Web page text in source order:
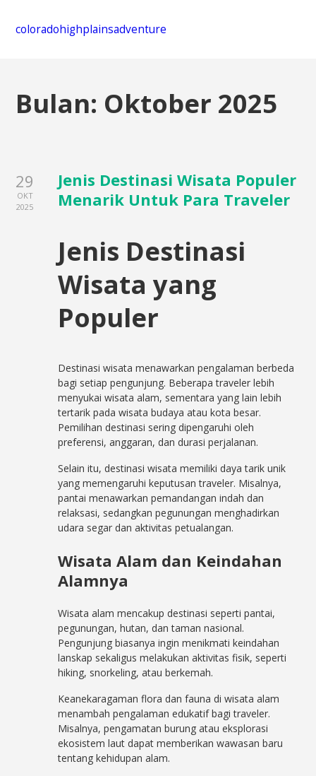
coloradohighplainsadventure
Bulan: Oktober 2025
29
OKT
2025
Jenis Destinasi Wisata Populer
Menarik Untuk Para Traveler
Jenis Destinasi
Wisata yang
Populer
Destinasi wisata menawarkan pengalaman berbeda
bagi setiap pengunjung. Beberapa traveler lebih
menyukai wisata alam, sementara yang lain lebih
tertarik pada wisata budaya atau kota besar.
Pemilihan destinasi sering dipengaruhi oleh
preferensi, anggaran, dan durasi perjalanan.
Selain itu, destinasi wisata memiliki daya tarik unik
yang memengaruhi keputusan traveler. Misalnya,
pantai menawarkan pemandangan indah dan
relaksasi, sedangkan pegunungan menghadirkan
udara segar dan aktivitas petualangan.
Wisata Alam dan Keindahan
Alamnya
Wisata alam mencakup destinasi seperti pantai,
pegunungan, hutan, dan taman nasional.
Pengunjung biasanya ingin menikmati keindahan
lanskap sekaligus melakukan aktivitas fisik, seperti
hiking, snorkeling, atau berkemah.
Keanekaragaman flora dan fauna di wisata alam
menambah pengalaman edukatif bagi traveler.
Misalnya, pengamatan burung atau eksplorasi
ekosistem laut dapat memberikan wawasan baru
tentang kehidupan alam.